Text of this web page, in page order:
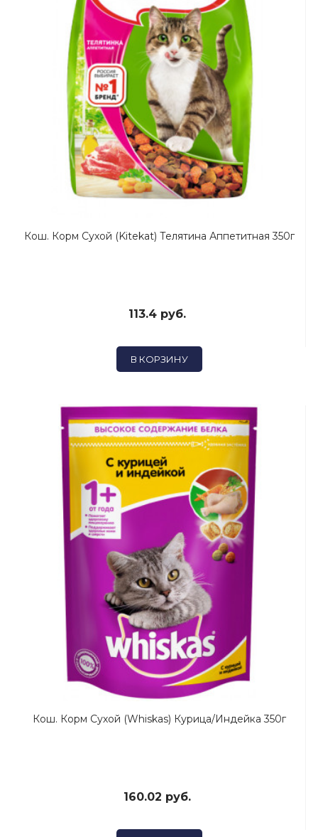
Кош. Корм Сухой (Kitekat) Телятина Аппетитная 350г
113.4 руб.
В КОРЗИНУ
Кош. Корм Сухой (Whiskas) Курица/Индейка 350г
160.02 руб.